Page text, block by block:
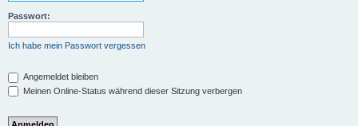
Passwort:
Ich habe mein Passwort vergessen
Angemeldet bleiben
Meinen Online-Status während dieser Sitzung verbergen